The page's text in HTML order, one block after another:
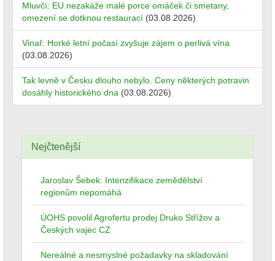
Mluvčí: EU nezakáže malé porce omáček či smetany,
omezení se dotknou restaurací (03.08.2026)
Vinař: Horké letní počasí zvyšuje zájem o perlivá vína
(03.08.2026)
Tak levně v Česku dlouho nebylo. Ceny některých potravin
dosáhly historického dna (03.08.2026)
Nejčtenější
Jaroslav Šebek: Intenzifikace zemědělství
regionům nepomáhá
ÚOHS povolil Agrofertu prodej Druko Střížov a
Českých vajec CZ
Nereálné a nesmyslné požadavky na skladování